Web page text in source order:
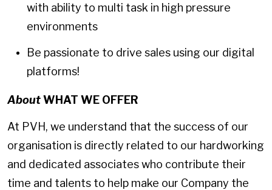
with ability to multi task in high pressure
environments
Be passionate to drive sales using our digital
platforms!
AboutWHAT WE OFFER
At PVH, we understand that the success of our
organisation is directly related to our hardworking
and dedicated associates who contribute their
time and talents to help make our Company the